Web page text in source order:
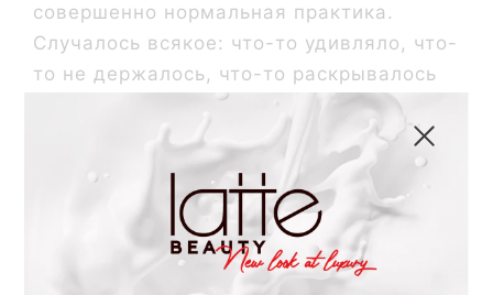
совершенно нормальная практика.
Случалось всякое: что-то удивляло, что-
то не держалось, что-то раскрывалось
совершенно новыми гранями.